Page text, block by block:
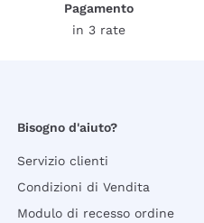
Pagamento
in 3 rate
Bisogno d'aiuto?
Servizio clienti
Condizioni di Vendita
Modulo di recesso ordine